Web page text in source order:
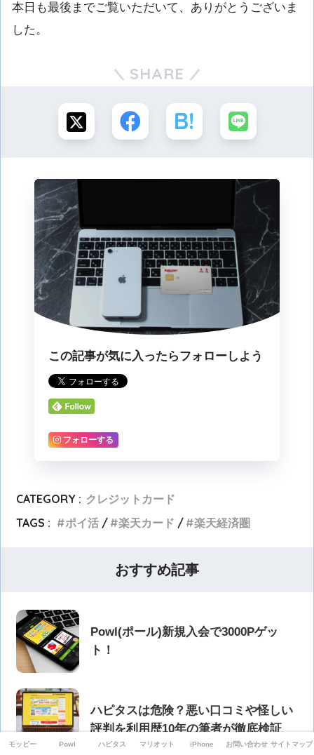
本日も最後までご覧いただいて、ありがとうございま
した。
SHARE
この記事が気に入ったらフォローしよう
フォローする
CATEGORY : クレジットカード
TAGS :
ポイ活 楽天カード 楽天経済圏
おすすめ記事
Powl(ポール)新規入会で3000Pゲッ
ト！
ハピタスは危険？悪い口コミや怪しい
評判を利用歴10年の筆者が徹底検証
モッピー Powl ハピタス マリオット iPhone お問い合わせ サイトマップ